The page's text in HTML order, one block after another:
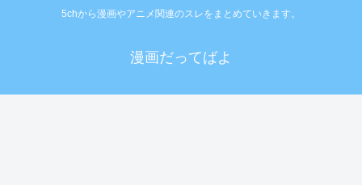
5chから漫画やアニメ関連のスレをまとめていきます。
漫画だってばよ